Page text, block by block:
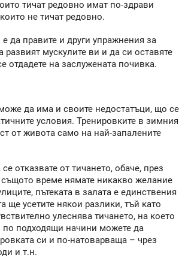
тичат редовно имат по-здрави
не тичат редовно.
да правите и други упражнения за
развият мускулите ви и да си оставяте
отдадете на заслужената почивка.
да има и своите недостатъци, що се
условия. Тренировките в зимния
от живота само на най-запалените
отказвате от тичането, обаче, през
време нямате никакво желание
пътеката в залата е единствения
ще усетите някои разлики, тъй като
улеснява тичането, на което
по подходящи начини можете да
си и по-натоварваща – чрез
и т.н.